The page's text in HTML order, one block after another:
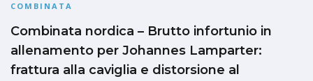
COMBINATA
Combinata nordica – Brutto infortunio in
allenamento per Johannes Lamparter:
frattura alla caviglia e distorsione al